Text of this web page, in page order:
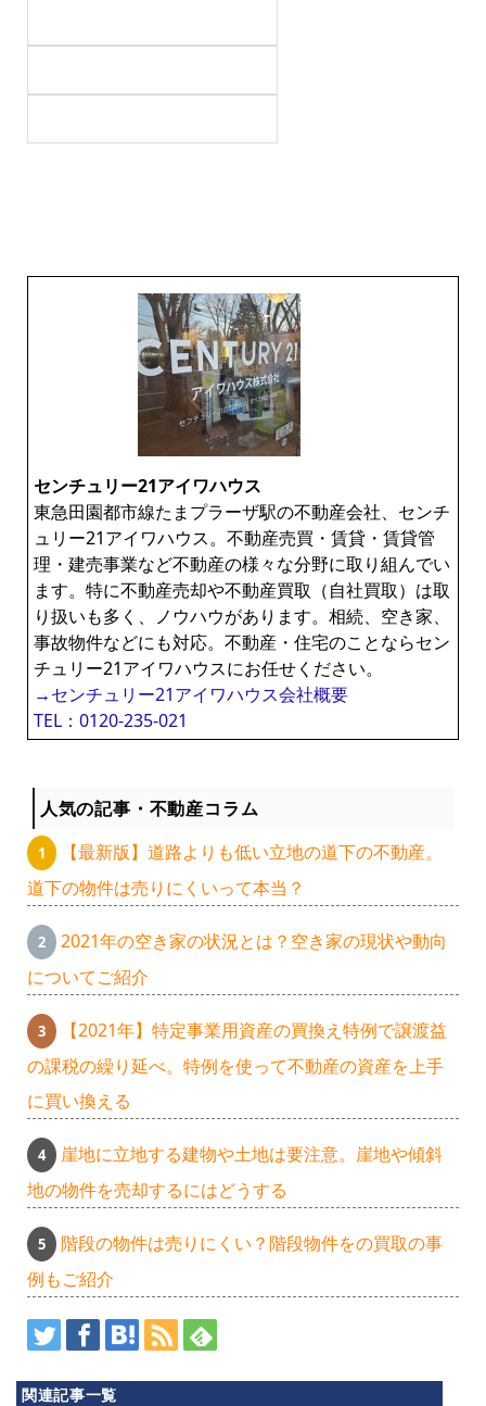
センチュリー21アイワハウス
東急田園都市線たまプラーザ駅の不動産会社、センチ
ュリー21アイワハウス。不動産売買・賃貸・賃貸管
理・建売事業など不動産の様々な分野に取り組んでい
ます。特に不動産売却や不動産買取（自社買取）は取
り扱いも多く、ノウハウがあります。相続、空き家、
事故物件などにも対応。不動産・住宅のことならセン
チュリー21アイワハウスにお任せください。
→センチュリー21アイワハウス会社概要
TEL：0120-235-021
人気の記事・不動産コラム
【最新版】道路よりも低い立地の道下の不動産。
道下の物件は売りにくいって本当？
2021年の空き家の状況とは？空き家の現状や動向
についてご紹介
【2021年】特定事業用資産の買換え特例で譲渡益
の課税の繰り延べ。特例を使って不動産の資産を上手
に買い換える
崖地に立地する建物や土地は要注意。崖地や傾斜
地の物件を売却するにはどうする
階段の物件は売りにくい？階段物件をの買取の事
例もご紹介
関連記事一覧